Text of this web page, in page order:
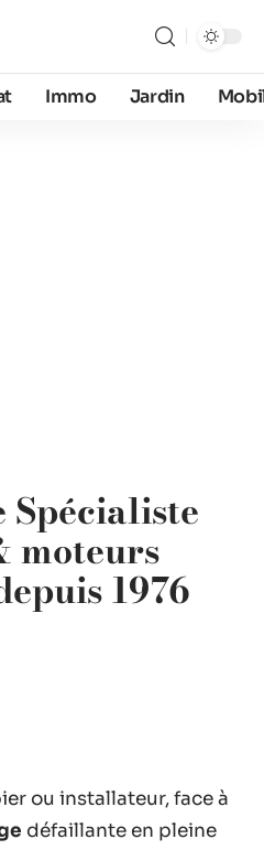
Immo Jardin
moteurs
1976
ou installateur, face à
défaillante en pleine